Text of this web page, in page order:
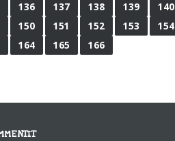
136 137 138 139 140
150 151 152 153 154
164 165 166